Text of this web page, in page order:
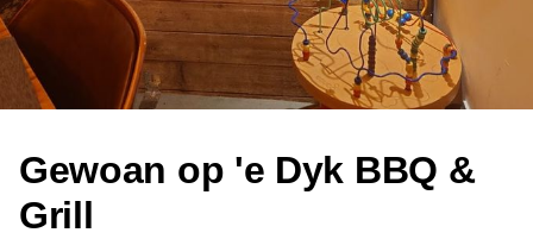
Gewoan op 'e Dyk BBQ &
Grill